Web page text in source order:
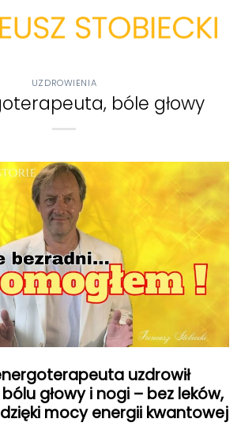
UZDROWIENIA
bóle głowy
uzdrowił
głowy i nogi – bez leków,
mocy energii kwantowej